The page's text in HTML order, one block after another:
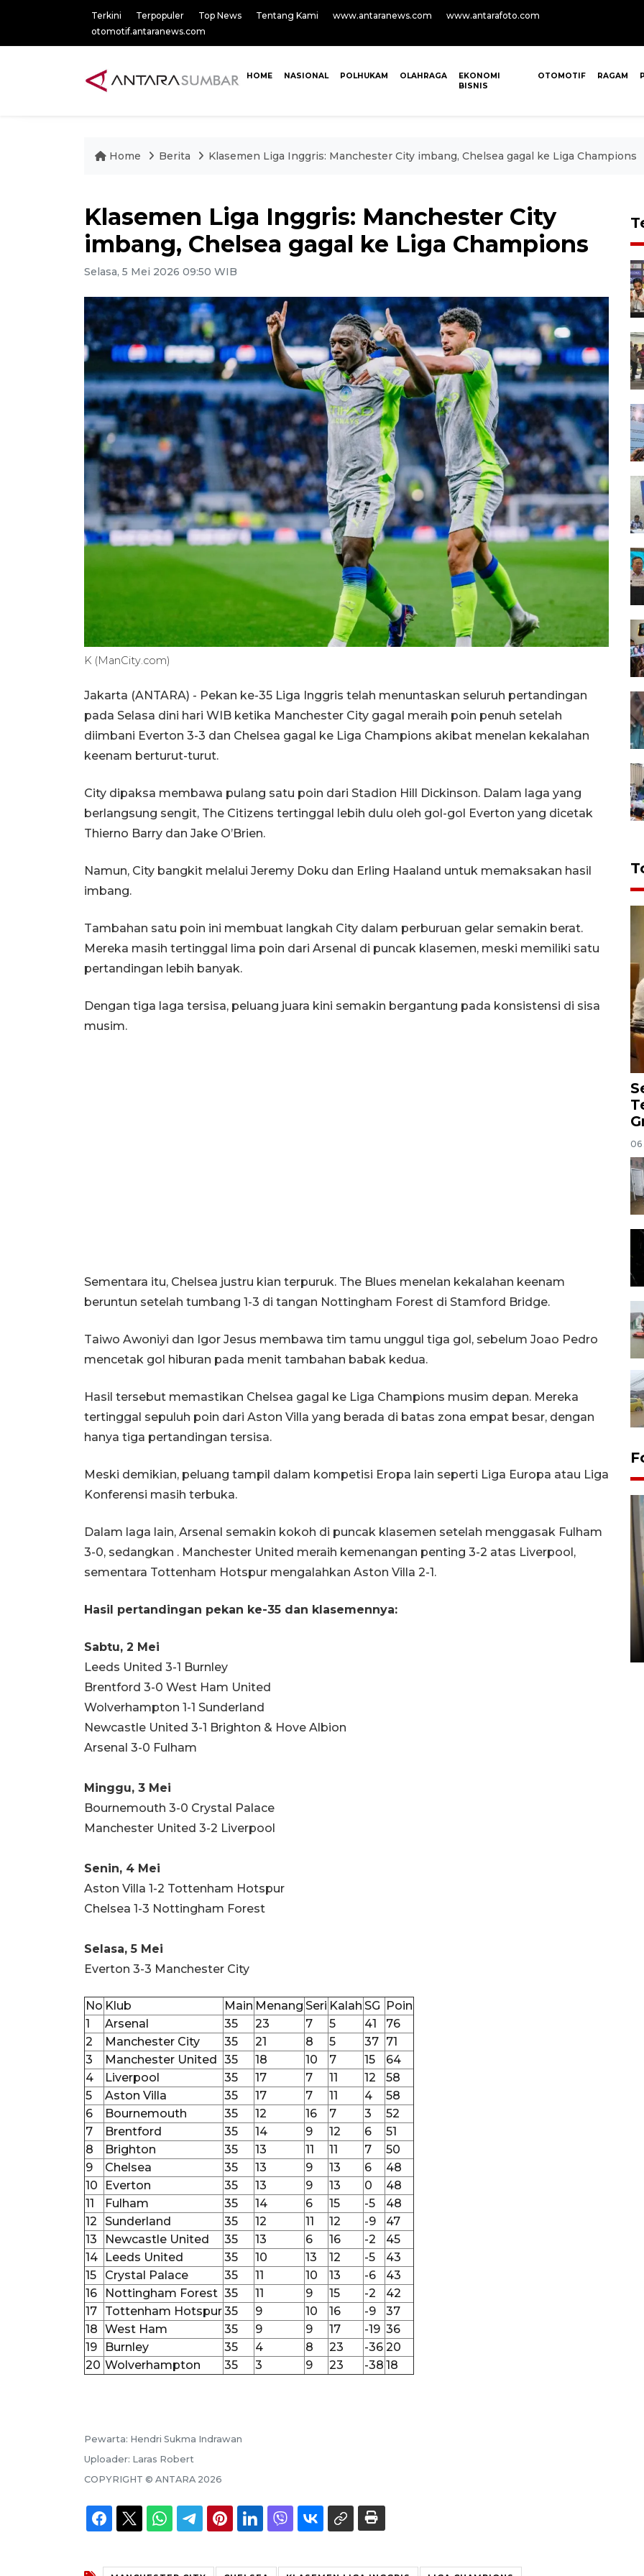
Terkini Terpopuler Top News Tentang Kami www.antaranews.com
www.antarafoto.com
otomotif.antaranews.com
HOME NASIONAL POLHUKAM OLAHRAGA
EKONOMI
BISNIS
OTOMOTIF RAGAM
Home Berita Klasemen Liga Inggris: Manchester City imbang, Chelsea gagal ke Liga Champions
Klasemen Liga Inggris: Manchester City
imbang, Chelsea gagal ke Liga Champions
Selasa, 5 Mei 2026 09:50 WIB
K (ManCity.com)
Jakarta (ANTARA) - Pekan ke-35 Liga Inggris telah menuntaskan seluruh pertandingan
pada Selasa dini hari WIB ketika Manchester City gagal meraih poin penuh setelah
diimbani Everton 3-3 dan Chelsea gagal ke Liga Champions akibat menelan kekalahan
keenam berturut-turut.
City dipaksa membawa pulang satu poin dari Stadion Hill Dickinson. Dalam laga yang
berlangsung sengit, The Citizens tertinggal lebih dulu oleh gol-gol Everton yang dicetak
Thierno Barry dan Jake O’Brien.
Namun, City bangkit melalui Jeremy Doku dan Erling Haaland untuk memaksakan hasil
imbang.
Tambahan satu poin ini membuat langkah City dalam perburuan gelar semakin berat.
Mereka masih tertinggal lima poin dari Arsenal di puncak klasemen, meski memiliki satu
pertandingan lebih banyak.
Dengan tiga laga tersisa, peluang juara kini semakin bergantung pada konsistensi di sisa
musim.
Sementara itu, Chelsea justru kian terpuruk. The Blues menelan kekalahan keenam
beruntun setelah tumbang 1-3 di tangan Nottingham Forest di Stamford Bridge.
Taiwo Awoniyi dan Igor Jesus membawa tim tamu unggul tiga gol, sebelum Joao Pedro
mencetak gol hiburan pada menit tambahan babak kedua.
Hasil tersebut memastikan Chelsea gagal ke Liga Champions musim depan. Mereka
tertinggal sepuluh poin dari Aston Villa yang berada di batas zona empat besar, dengan
hanya tiga pertandingan tersisa.
Meski demikian, peluang tampil dalam kompetisi Eropa lain seperti Liga Europa atau Liga
Konferensi masih terbuka.
Dalam laga lain, Arsenal semakin kokoh di puncak klasemen setelah menggasak Fulham
3-0, sedangkan . Manchester United meraih kemenangan penting 3-2 atas Liverpool,
sementara Tottenham Hotspur mengalahkan Aston Villa 2-1.
Hasil pertandingan pekan ke-35 dan klasemennya:
Sabtu, 2 Mei
Leeds United 3-1 Burnley
Brentford 3-0 West Ham United
Wolverhampton 1-1 Sunderland
Newcastle United 3-1 Brighton & Hove Albion
Arsenal 3-0 Fulham
Minggu, 3 Mei
Bournemouth 3-0 Crystal Palace
Manchester United 3-2 Liverpool
Senin, 4 Mei
Aston Villa 1-2 Tottenham Hotspur
Chelsea 1-3 Nottingham Forest
Selasa, 5 Mei
Everton 3-3 Manchester City
No Klub Main Menang Seri Kalah SG Poin
1
Arsenal 35 23 7 5 41
76
2
Manchester City 35 21 8 5 37 71
3
Manchester United 35 18 10 7 15
64
4
Liverpool 35 17 7 11 12
58
5
Aston Villa 35 17 7 11 4
58
6
Bournemouth 35 12 16 7 3
52
7
Brentford 35 14 9 12 6
51
8
Brighton 35 13 11 11 7
50
9
Chelsea 35 13 9 13 6
48
10
Everton 35 13 9 13 0
48
11
Fulham 35 14 6 15 -5
48
12
Sunderland 35 12 11 12 -9
47
13
Newcastle United 35 13 6 16 -2
45
14
Leeds United 35 10 13 12 -5
43
15
Crystal Palace 35 11 10 13 -6
43
16
Nottingham Forest 35 11 9 15 -2
42
17
Tottenham Hotspur35 9 10 16 -9
37
18 West Ham 35 9 9 17 -19 36
19
Burnley 35 4 8 23 -36 20
20 Wolverhampton 35 3 9 23 -38 18
Pewarta: Hendri Sukma Indrawan
Uploader: Laras Robert
COPYRIGHT © ANTARA 2026
06
Kopdes Merah Putih di